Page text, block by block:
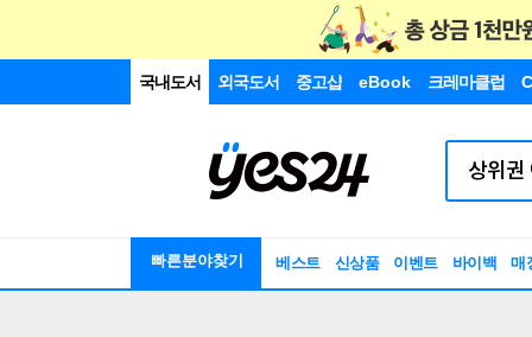
국내도서 외국도서 중고샵 eBook 크레마클럽
빠른분야찾기 베스트 신상품 이벤트 바이백 매